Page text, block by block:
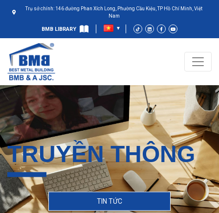
Trụ sở chính: 146 đường Phan Xích Long, Phường Cầu Kiệu, TP Hồ Chí Minh, Việt
Nam
BMB LIBRARY
TRUYỀN THÔNG
TIN TỨC